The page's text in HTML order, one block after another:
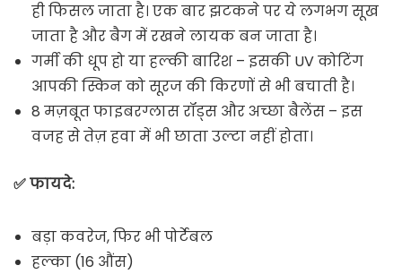
ही फिसल जाता है। एक बार झटकने पर ये लगभग सूख
जाता है और बैग में रखने लायक बन जाता है।
गर्मी की धूप हो या हल्की बारिश – इसकी UV कोटिंग
आपकी स्किन को सूरज की किरणों से भी बचाती है।
8 मज़बूत फाइबरग्लास रॉड्स और अच्छा बैलेंस – इस
वजह से तेज़ हवा में भी छाता उल्टा नहीं होता।
✅ फायदे:
बड़ा कवरेज, फिर भी पोर्टेबल
हल्का (16 औंस)